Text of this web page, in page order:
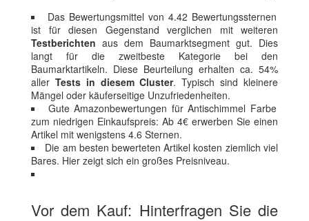
Das Bewertungsmittel von 4.42 Bewertungssternen
ist für diesen Gegenstand verglichen mit weiteren
Testberichten aus dem Baumarktsegment gut. Dies
langt für die zweitbeste Kategorie bei den
Baumarktartikeln. Diese Beurteilung erhalten ca. 54%
aller Tests in diesem Cluster. Typisch sind kleinere
Mängel oder käuferseitige Unzufriedenheiten.
Gute Amazonbewertungen für Antischimmel Farbe
zum niedrigen Einkaufspreis: Ab 4€ erwerben Sie einen
Artikel mit wenigstens 4.6 Sternen.
Die am besten bewerteten Artikel kosten ziemlich viel
Bares. Hier zeigt sich ein großes Preisniveau.
Vor dem Kauf: Hinterfragen Sie die